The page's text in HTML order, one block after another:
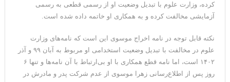
مقاله: اپوزیسیون بی‌راه‌حل؛ وقتی دشمنی با پهلوی جای نجات
۱۰ تریلیون دلار؛ چگونه جرایم سایبری به سومین اقتصاد بزرگ جهان
تبدیل شد؟
کرده، وزارت علوم با تبدیل وضعیت او از رسمی قطعی به رسمی
آزمایشی مخالفت کرده و به همکاری او خاتمه داده شده است.
نکته قابل توجه در نامه اخراج موسوی این است که نامه‌های وزارت
علوم در مخالفت با تبدیل وضعیت استخدامی او مربوط به آبان ۹۹ و آذر
۱۴۰۲ است، اما نامه قطع همکاری با او بی‌ارتباط با آن نامه‌ها و تنها ۶
روز پس از اطلاع‌رسانی زهرا موسوی از عدم شرکت پدر و مادرش در